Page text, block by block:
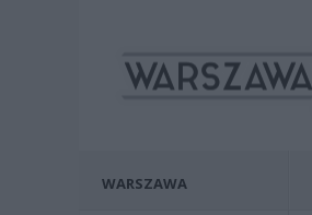
WARSZAWA